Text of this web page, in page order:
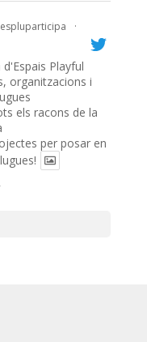
·
Playful
organitzacions i
els racons de la
per posar en
!